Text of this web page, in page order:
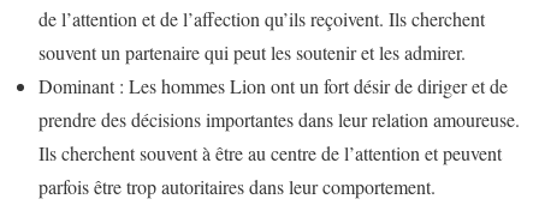
de l’attention et de l’affection qu’ils reçoivent. Ils cherchent
souvent un partenaire qui peut les soutenir et les admirer.
Dominant : Les hommes Lion ont un fort désir de diriger et de
prendre des décisions importantes dans leur relation amoureuse.
Ils cherchent souvent à être au centre de l’attention et peuvent
parfois être trop autoritaires dans leur comportement.